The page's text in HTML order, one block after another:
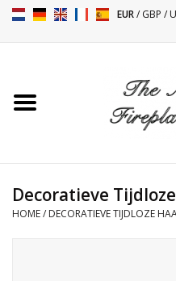
EUR/GBP /
Toebehoren
Decoratieve
HOME/ DECORATIEVE TIJDLOZE